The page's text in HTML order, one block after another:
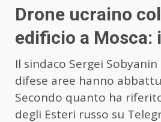
Drone ucraino
edificio a Mosca:
Il sindaco Sergei
difese aree hanno
Secondo quanto ha
degli Esteri russo su